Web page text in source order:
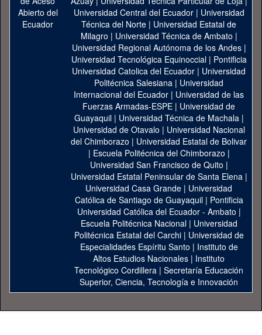
Universidad Central del Ecuador| Universidad
Técnica del Norte | Universidad Estatal de
Milagro | Universidad Técnica de Ambato |
Universidad Regional Autónoma de los Andes|
Universidad Tecnológica Equinoccial| Pontificia
Universidad Catolica del Ecuador | Universidad
Politécnica Salesiana | Universidad
Internacional del Ecuador | Universidad de las
Fuerzas Armadas-ESPE | Universidad de
Guayaquil| Universidad Técnica de Machala|
Universidad de Otavalo | Universidad Nacional
del Chimborazo | Universidad Estatal de Bolivar
| Escuela Politécnica del Chimborazo |
Universidad San Francisco de Quito |
Universidad Estatal Peninsular de Santa Elena|
Universidad Casa Grande | Universidad
Católica de Santiago de Guayaquil| Pontificia
Universidad Católica del Ecuador - Ambato |
Escuela Politécnica Nacional| Universidad
Politécnica Estatal del Carchi| Universidad de
Especialidades Espíritu Santo | Instituto de
Altos Estudios Nacionales | Instituto
Tecnológico Cordillera | Secretaría Educación
Superior, Ciencia, Tecnología e Innovación